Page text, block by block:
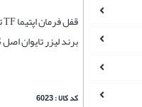
برند لیزر تایوان اصل FOLDING تاشو
کد کالا : 6023